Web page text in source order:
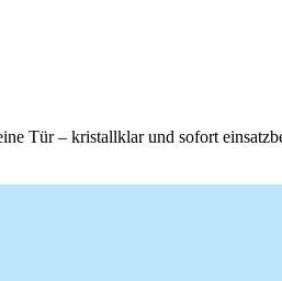
Tür – kristallklar und sofort